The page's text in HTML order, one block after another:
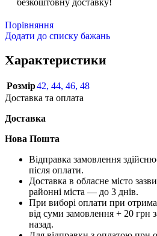
безкоштовну доставку!
Порівняння
Додати до списку бажань
Характеристики
Розмір42, 44, 46, 48
Доставка та оплата
Доставка
Нова Пошта
Відправка замовлення
після оплати.
Доставка в обласне місто
районні міста — до 3 днів.
При виборі оплати при
від суми замовлення + 20 грн
назад.